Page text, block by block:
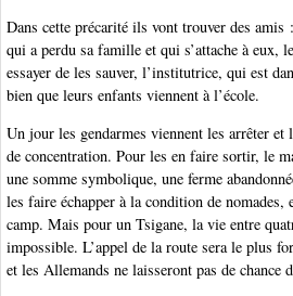
Dans cette précarité ils vont trouver des
qui a perdu sa famille et qui s’attache à eux,
essayer de les sauver, l’institutrice, qui est
bien que leurs enfants viennent à l’école.
Un jour les gendarmes viennent les arrêter et
de concentration. Pour les en faire sortir, le
une somme symbolique, une ferme
les faire échapper à la condition de nomades,
camp. Mais pour un Tsigane, la vie entre
impossible. L’appel de la route sera le plus
et les Allemands ne laisseront pas de chance